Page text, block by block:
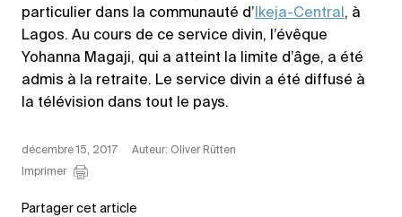
particulier dans la communauté d’Ikeja-Central, à
Lagos. Au cours de ce service divin, l’évêque
Yohanna Magaji, qui a atteint la limite d’âge, a été
admis à la retraite. Le service divin a été diffusé à
la télévision dans tout le pays.
décembre 15, 2017
Auteur: Oliver Rütten
Imprimer
Partager cet article